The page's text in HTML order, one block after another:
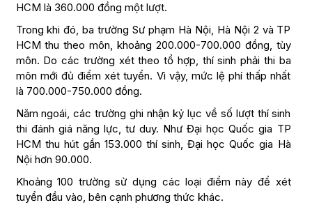
HCM là 360.000 đồng một lượt.
Trong khi đó, ba trường Sư phạm Hà Nội, Hà Nội 2 và TP
HCM thu theo môn, khoảng 200.000-700.000 đồng, tùy
môn. Do các trường xét theo tổ hợp, thí sinh phải thi ba
môn mới đủ điểm xét tuyển. Vì vậy, mức lệ phí thấp nhất
là 700.000-750.000 đồng.
Năm ngoái, các trường ghi nhận kỷ lục về số lượt thí sinh
thi đánh giá năng lực, tư duy. Như Đại học Quốc gia TP
HCM thu hút gần 153.000 thí sinh, Đại học Quốc gia Hà
Nội hơn 90.000.
Khoảng 100 trường sử dụng các loại điểm này để xét
tuyển đầu vào, bên cạnh phương thức khác.